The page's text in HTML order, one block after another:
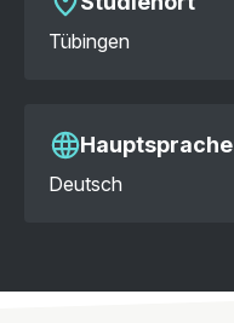
Tübingen
Hauptsprache
Deutsch